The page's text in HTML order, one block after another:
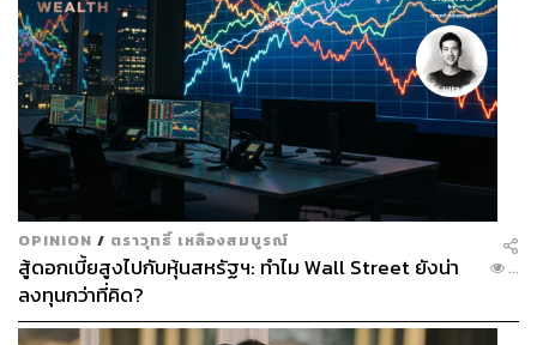
OPINION / ตราวุทธิ์ เหลืองสมบูรณ์
สู้ดอกเบี้ยสูงไปกับหุ้นสหรัฐฯ: ทำไม Wall Street ยังน่า
ลงทุนกว่าที่คิด?
...